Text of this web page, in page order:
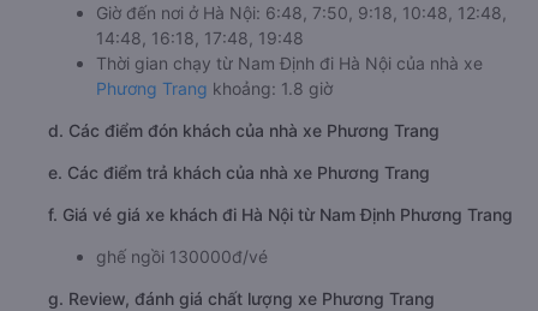
Giờ đến nơi ở Hà Nội: 6:48, 7:50, 9:18, 10:48, 12:48,
14:48, 16:18, 17:48, 19:48
Thời gian chạy từ Nam Định đi Hà Nội của nhà xe
Phương Trang khoảng: 1.8 giờ
d. Các điểm đón khách của nhà xe Phương Trang
e. Các điểm trả khách của nhà xe Phương Trang
f. Giá vé giá xe khách đi Hà Nội từ Nam Định Phương Trang
ghế ngồi 130000đ/vé
g. Review, đánh giá chất lượng xe Phương Trang